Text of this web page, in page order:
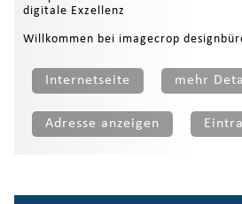
digitale Exzellenz
Willkommen bei imagecrop
Internetseite mehr
Adresse anzeigen